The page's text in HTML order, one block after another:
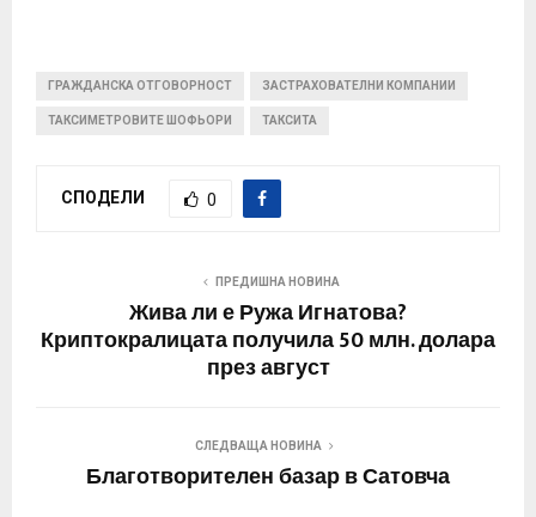
ГРАЖДАНСКА ОТГОВОРНОСТ ЗАСТРАХОВАТЕЛНИ КОМПАНИИ
ТАКСИМЕТРОВИТЕ ШОФЬОРИ ТАКСИТА
СПОДЕЛИ 0
ПРЕДИШНА НОВИНА
Жива ли е Ружа Игнатова?
Криптокралицата получила 50 млн. долара
през август
СЛЕДВАЩА НОВИНА
Благотворителен базар в Сатовча